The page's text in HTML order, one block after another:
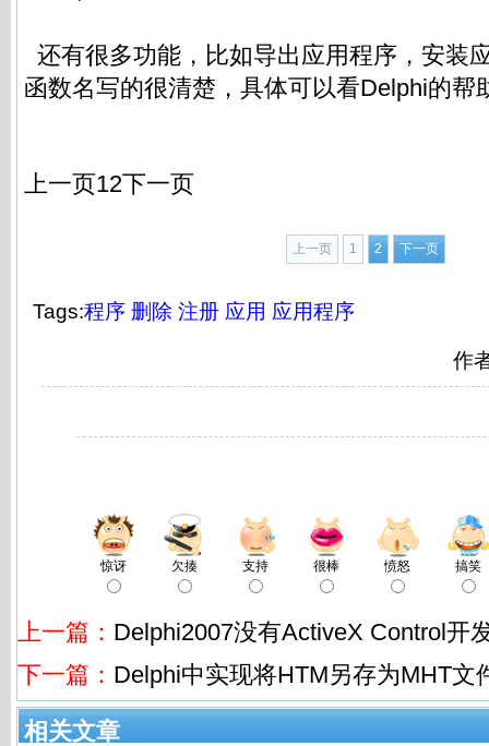
还有很多功能，比如导出应用程序，安装
函数名写的很清楚，具体可以看Delphi的帮
上一页12下一页
上一页 1 2 下一页
Tags:程序 删除 注册 应用 应用程序
作
惊讶 欠揍 支持 很棒 愤怒 搞笑
上一篇： Delphi2007没有ActiveX Control开
下一篇： Delphi中实现将HTM另存为MHT文
相关文章